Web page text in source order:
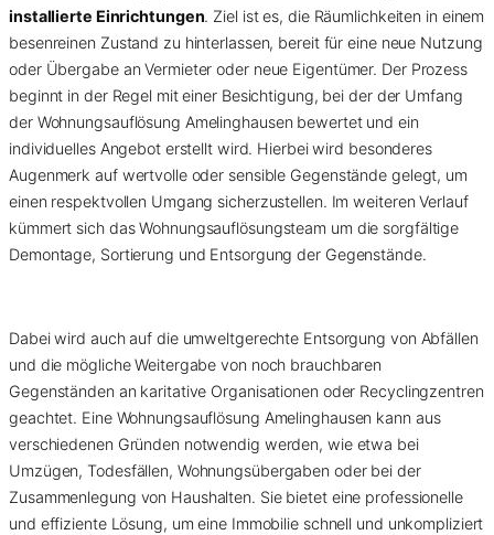
installierte Einrichtungen. Ziel ist es, die Räumlichkeiten in einem
besenreinen Zustand zu hinterlassen, bereit für eine neue Nutzung
oder Übergabe an Vermieter oder neue Eigentümer. Der Prozess
beginnt in der Regel mit einer Besichtigung, bei der der Umfang
der Wohnungsauflösung Amelinghausen bewertet und ein
individuelles Angebot erstellt wird. Hierbei wird besonderes
Augenmerk auf wertvolle oder sensible Gegenstände gelegt, um
einen respektvollen Umgang sicherzustellen. Im weiteren Verlauf
kümmert sich das Wohnungsauflösungsteam um die sorgfältige
Demontage, Sortierung und Entsorgung der Gegenstände.
Dabei wird auch auf die umweltgerechte Entsorgung von Abfällen
und die mögliche Weitergabe von noch brauchbaren
Gegenständen an karitative Organisationen oder Recyclingzentren
geachtet. Eine Wohnungsauflösung Amelinghausen kann aus
verschiedenen Gründen notwendig werden, wie etwa bei
Umzügen, Todesfällen, Wohnungsübergaben oder bei der
Zusammenlegung von Haushalten. Sie bietet eine professionelle
und effiziente Lösung, um eine Immobilie schnell und unkompliziert